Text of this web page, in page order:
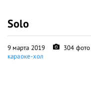
Solo
9 марта 2019 304 фото
караоке-хол